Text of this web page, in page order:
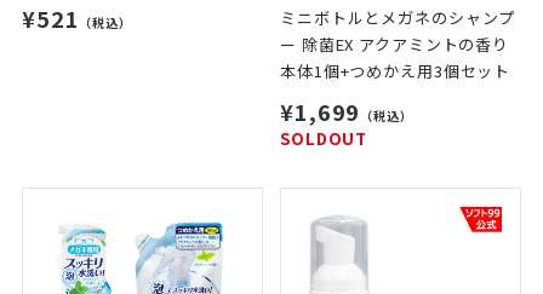
¥521 （税込）
ミニボトルとメガネのシャンプ
ー 除菌EX アクアミントの香り
本体1個+つめかえ用3個セット
¥1,699 （税込）
SOLDOUT